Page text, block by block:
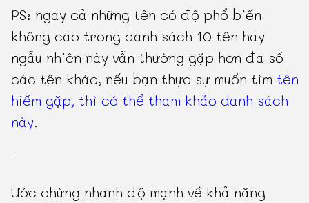
PS: ngay cả những tên có độ phổ biến
không cao trong danh sách 10 tên hay
ngẫu nhiên này vẫn thường gặp hơn đa số
các tên khác, nếu bạn thực sự muốn tìm tên
hiếm gặp, thì có thể tham khảo danh sách
này.
-
Ước chừng nhanh độ mạnh về khả năng